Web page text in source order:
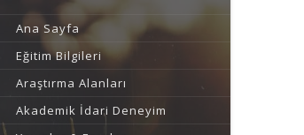
Ana Sayfa
Eğitim Bilgileri
Araştırma Alanları
Akademik İdari Deneyim